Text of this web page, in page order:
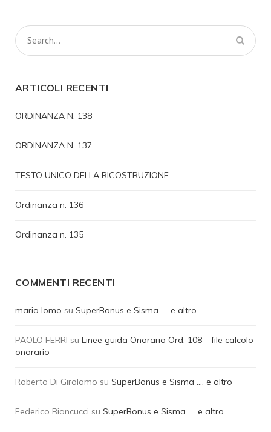
ARTICOLI RECENTI
ORDINANZA N. 138
ORDINANZA N. 137
TESTO UNICO DELLA RICOSTRUZIONE
Ordinanza n. 136
Ordinanza n. 135
COMMENTI RECENTI
maria lomo su SuperBonus e Sisma …. e altro
PAOLO FERRI su Linee guida Onorario Ord. 108 – file calcolo
onorario
Roberto Di Girolamo su SuperBonus e Sisma …. e altro
Federico Biancucci su SuperBonus e Sisma …. e altro